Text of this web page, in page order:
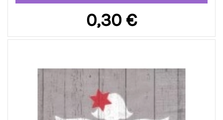
0,30 €